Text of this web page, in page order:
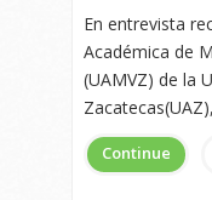
En entrevista
Académica de
(UAMVZ) de la
Continue